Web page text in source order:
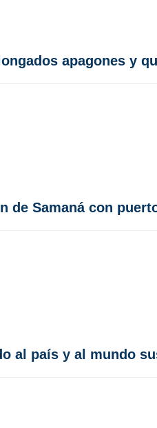
apagones y
de Samaná con
al país y al mundo